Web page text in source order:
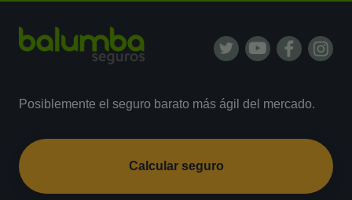
Posiblemente el seguro barato más ágil del mercado.
Calcular seguro